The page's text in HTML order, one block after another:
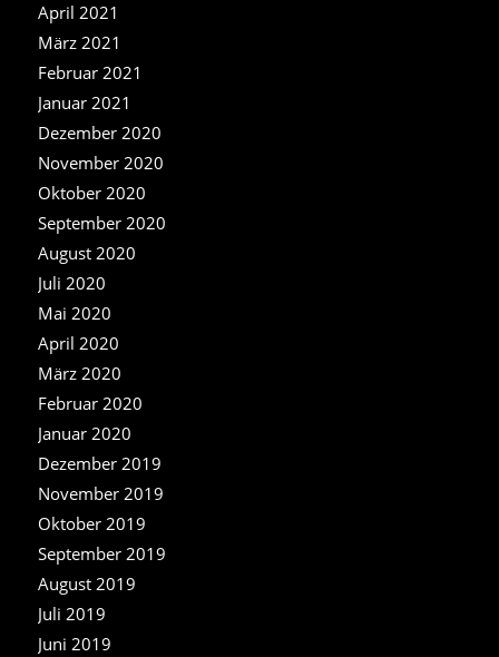
April 2021
März 2021
Februar 2021
Januar 2021
Dezember 2020
November 2020
Oktober 2020
September 2020
August 2020
Juli 2020
Mai 2020
April 2020
März 2020
Februar 2020
Januar 2020
Dezember 2019
November 2019
Oktober 2019
September 2019
August 2019
Juli 2019
Juni 2019